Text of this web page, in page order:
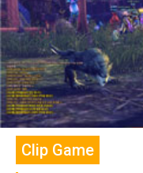
Clip Game